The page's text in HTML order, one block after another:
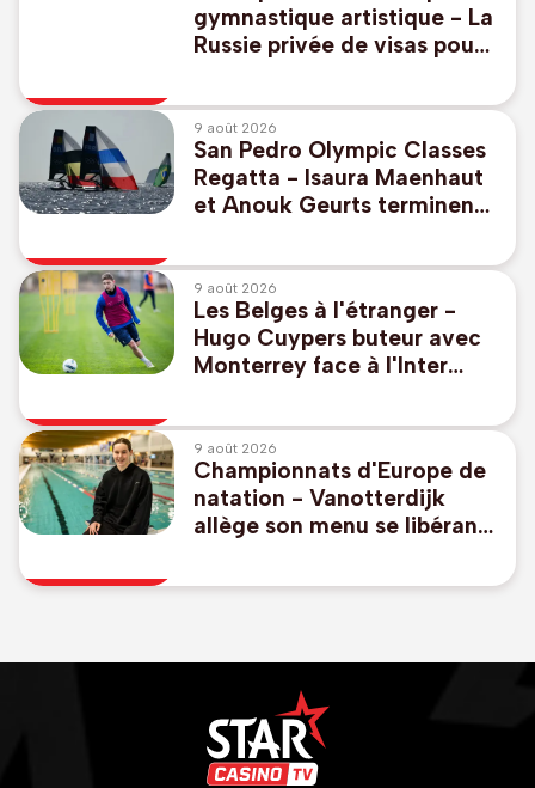
gymnastique artistique - La
Russie privée de visas pour
Melnikova, championne du
monde
9 août 2026
San Pedro Olympic Classes
Regatta - Isaura Maenhaut
et Anouk Geurts terminent
des JO de 2028
9 août 2026
Les Belges à l'étranger -
Hugo Cuypers buteur avec
Monterrey face à l'Inter
9 août 2026
Championnats d'Europe de
natation - Vanotterdijk
allège son menu se libérant
pas de relais mixte